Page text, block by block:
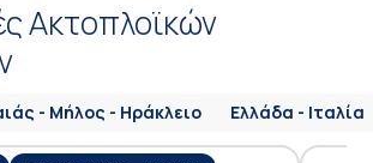
Ακτοπλοϊκών
- Μήλος - Ηράκλειο Ελλάδα - Ιταλία